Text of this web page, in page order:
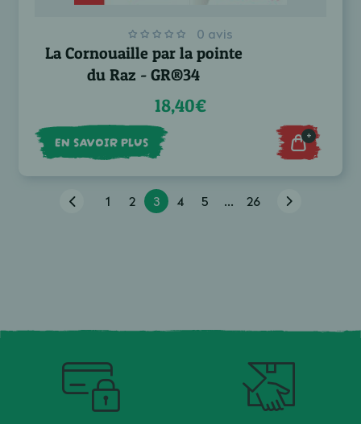
0 avis
La Cornouaille par la pointe
du Raz - GR®34
18,40€
EN SAVOIR PLUS +
1 2 3 4 5 ... 26